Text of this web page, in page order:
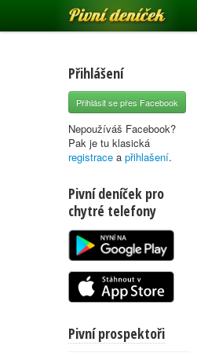
Pivní deníček
Přihlášení
Přihlásit se přes Facebook
Nepoužíváš Facebook?
Pak je tu klasická
registrace a přihlašení.
Pivní deníček pro
chytré telefony
Pivní prospektoři